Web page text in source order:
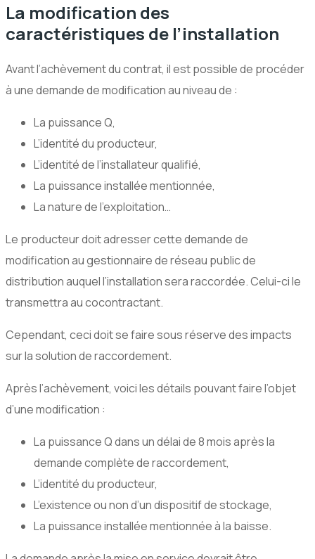
La modification des
caractéristiques de l’installation
Avant l’achèvement du contrat, il est possible de procéder
à une demande de modification au niveau de :
La puissance Q,
L’identité du producteur,
L’identité de l’installateur qualifié,
La puissance installée mentionnée,
La nature de l’exploitation…
Le producteur doit adresser cette demande de
modification au gestionnaire de réseau public de
distribution auquel l’installation sera raccordée. Celui-ci le
transmettra au cocontractant.
Cependant, ceci doit se faire sous réserve des impacts
sur la solution de raccordement.
Après l’achèvement, voici les détails pouvant faire l’objet
d’une modification :
La puissance Q dans un délai de 8 mois après la
demande complète de raccordement,
L’identité du producteur,
L’existence ou non d’un dispositif de stockage,
La puissance installée mentionnée à la baisse.